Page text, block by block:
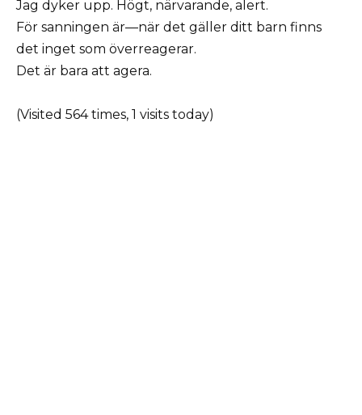
Jag dyker upp. Högt, närvarande, alert.
För sanningen är—när det gäller ditt barn finns
det inget som överreagerar.
Det är bara att agera.
(Visited 564 times, 1 visits today)